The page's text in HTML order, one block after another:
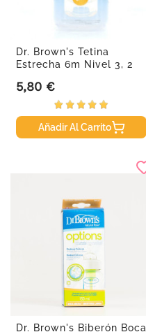
Dr. Brown's Tetina
Estrecha 6m Nivel 3, 2
Precio
5,80 €
Añadir Al Carrito
Dr. Brown's Biberón Boca